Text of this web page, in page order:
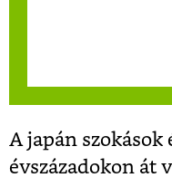
A japán
évszázadokon át